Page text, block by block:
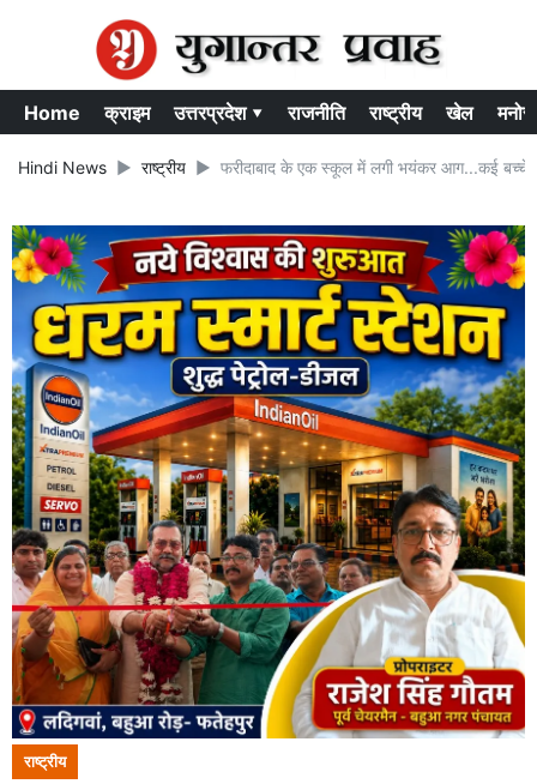
Home क्राइम उत्तरप्रदेश ▾ राजनीति राष्ट्रीय खेल
Hindi News राष्ट्रीय फरीदाबाद के एक स्कूल में लगी भयंकर आग...कई बच्चे
राष्ट्रीय